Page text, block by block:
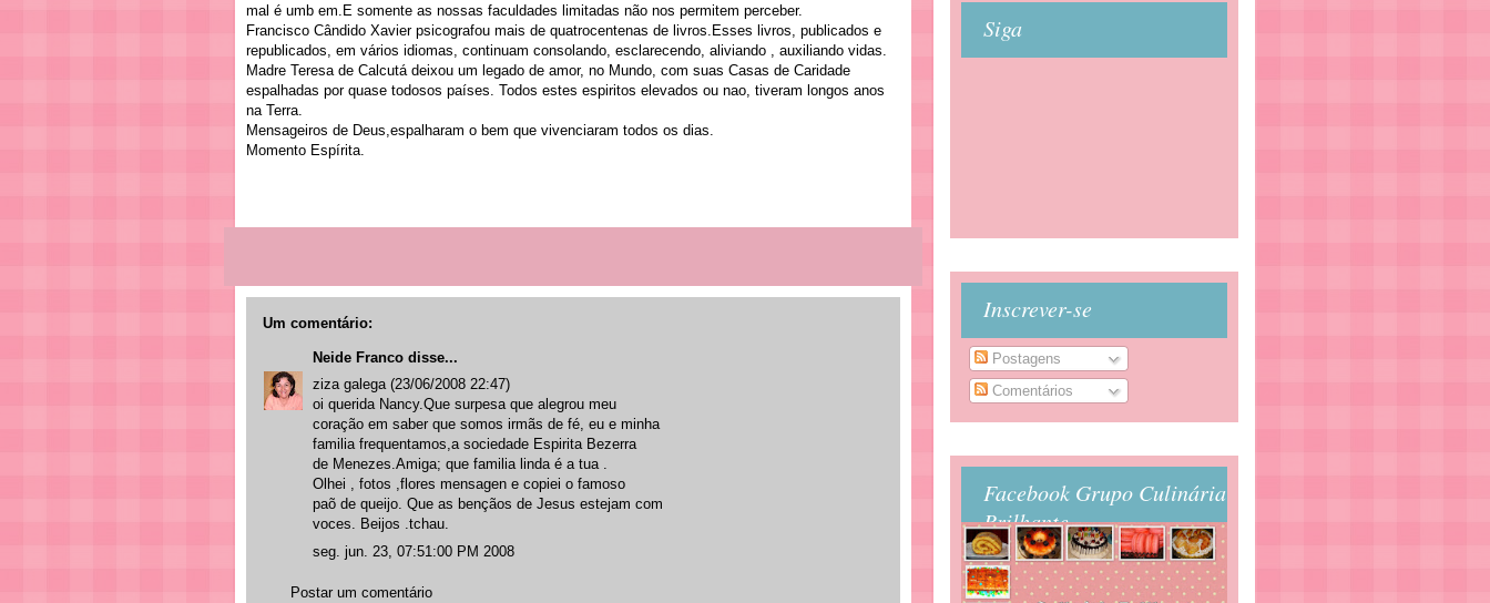
mal é umb em.E somente as nossas faculdades limitadas não nos permitem perceber.
Francisco Cândido Xavier psicografou mais de quatrocentenas de livros.Esses livros, publicados e
republicados, em vários idiomas, continuam consolando, esclarecendo, aliviando , auxiliando vidas.
Madre Teresa de Calcutá deixou um legado de amor, no Mundo, com suas Casas de Caridade
espalhadas por quase todosos países. Todos estes espiritos elevados ou nao, tiveram longos anos
na Terra.
Mensageiros de Deus,espalharam o bem que vivenciaram todos os dias.
Momento Espírita.
Um comentário:
Neide Franco disse...
ziza galega (23/06/2008 22:47)
oi querida Nancy.Que surpesa que alegrou meu
coração em saber que somos irmãs de fé, eu e minha
familia frequentamos,a sociedade Espirita Bezerra
de Menezes.Amiga; que familia linda é a tua .
Olhei , fotos ,flores mensagen e copiei o famoso
paõ de queijo. Que as bençãos de Jesus estejam com
voces. Beijos .tchau.
seg. jun. 23, 07:51:00 PM 2008
Postar um comentário
Siga
Inscrever-se
Postagens
Comentários
Facebook Grupo Culinária
Brilhante